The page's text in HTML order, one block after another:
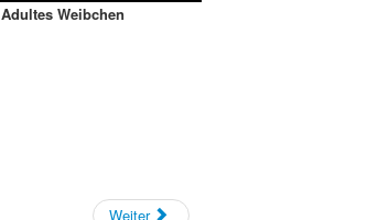
Adultes Weibchen
Weiter